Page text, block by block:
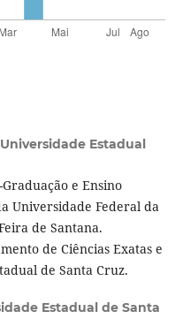
Universidade Estadual
e Ensino
Universidade Federal da
de Santana.
de Ciências Exatas e
de Santa Cruz.
Estadual de Santa